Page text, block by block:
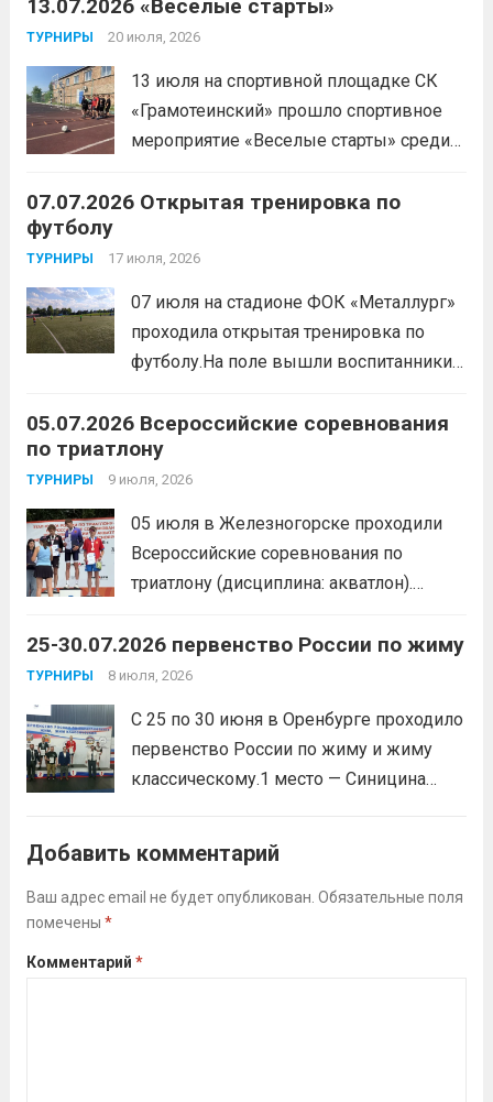
Сергеевича. Участники продемонстрировали
скоростные качества, силовую выносливость и
координацию.
13.07.2026 «Веселые старты»
ТУРНИРЫ 20 июля, 2026
13 июля на спортивной площадке СК
«Грамотеинский» прошло спортивное
мероприятие «Веселые старты» среди
шайбой».Несмотря на
мероприятия, главной целью
организаторы ставили сплочение
образа жизни. По итогам прохождения
07.07.2026 Открытая тренировка по
футболу
ТУРНИРЫ 17 июля, 2026
07 июля на стадионе ФОК «Металлург»
проходила открытая тренировка по
футболу.На поле вышли воспитанники
Участники отработали технику владения
мячом и сыграли несколько коротких
товарищеских матчей.
05.07.2026 Всероссийские соревнования
по триатлону
ТУРНИРЫ 9 июля, 2026
05 июля в Железногорске проходили
Всероссийские соревнования по
триатлону (дисциплина: акватлон).
Макарова, Серов Станислав, занял 1
место. Подготовила спортсмена тренер-
Викторовна. Читать дальше
25-30.07.2026 первенство России по жиму
ТУРНИРЫ 8 июля, 2026
С 25 по 30 июня в Оренбурге проходило
первенство России по жиму и жиму
классическому.1 место — Синицина
(тренер Задорина Я.С.)
Добавить комментарий
Ваш адрес email не будет опубликован. Обязательные поля
помечены *
Комментарий *